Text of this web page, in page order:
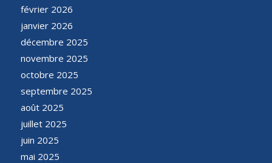
février 2026
janvier 2026
décembre 2025
novembre 2025
octobre 2025
septembre 2025
août 2025
juillet 2025
juin 2025
mai 2025